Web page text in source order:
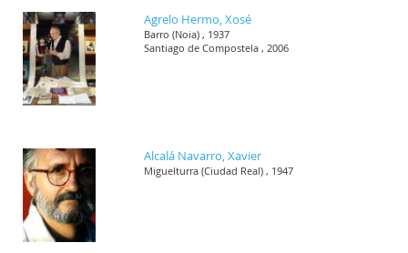
Agrelo Hermo, Xosé
Barro (Noia) , 1937
Santiago de Compostela , 2006
Alcalá Navarro, Xavier
Miguelturra (Ciudad Real) , 1947